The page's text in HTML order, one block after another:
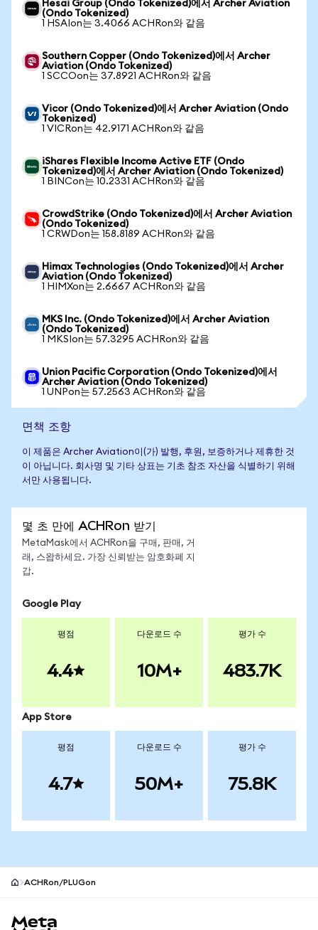
Hesai Group (Ondo Tokenized)에서 Archer Aviation
(Ondo Tokenized)
1 HSAIon는 3.4066 ACHRon와 같음
Southern Copper (Ondo Tokenized)에서 Archer
Aviation (Ondo Tokenized)
1 SCCOon는 37.8921 ACHRon와 같음
Vicor (Ondo Tokenized)에서 Archer Aviation (Ondo
Tokenized)
1 VICRon는 42.9171 ACHRon와 같음
iShares Flexible Income Active ETF (Ondo
Tokenized)에서 Archer Aviation (Ondo Tokenized)
1 BINCon는 10.2331 ACHRon와 같음
CrowdStrike (Ondo Tokenized)에서 Archer Aviation
(Ondo Tokenized)
1 CRWDon는 158.8189 ACHRon와 같음
Himax Technologies (Ondo Tokenized)에서 Archer
Aviation (Ondo Tokenized)
1 HIMXon는 2.6667 ACHRon와 같음
MKS Inc. (Ondo Tokenized)에서 Archer Aviation
(Ondo Tokenized)
1 MKSIon는 57.3295 ACHRon와 같음
Union Pacific Corporation (Ondo Tokenized)에서
Archer Aviation (Ondo Tokenized)
1 UNPon는 57.2563 ACHRon와 같음
면책 조항
이 제품은 Archer Aviation이(가) 발행, 후원, 보증하거나 제휴한 것
이 아닙니다. 회사명 및 기타 상표는 기초 참조 자산을 식별하기 위해
서만 사용됩니다.
몇 초 만에 ACHRon 받기
MetaMask에서 ACHRon을 구매, 판매, 거
래, 스왑하세요. 가장 신뢰받는 암호화폐 지
갑.
Google Play
평점
4.4
다운로드 수
10M+
평가 수
483.7K
App Store
평점
4.7
다운로드 수
50M+
평가 수
75.8K
ACHRon/PLUGon